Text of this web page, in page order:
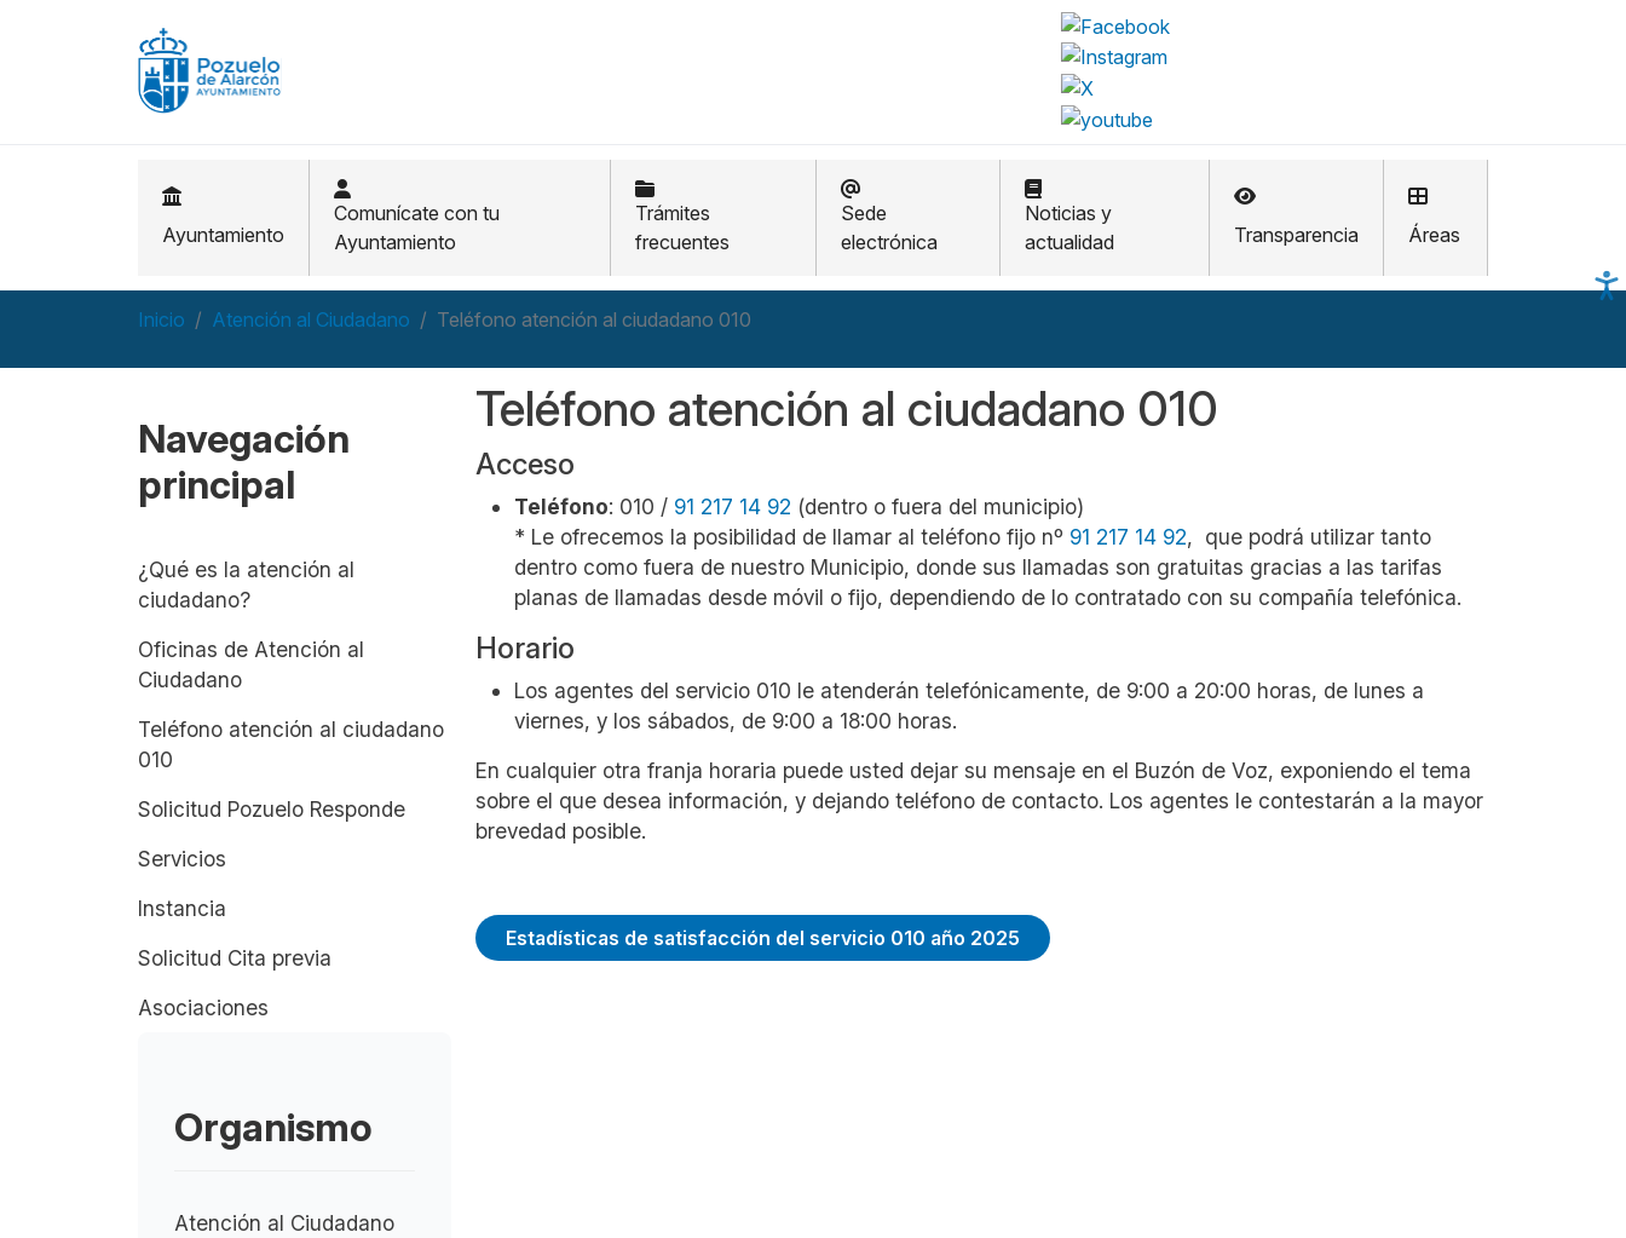
Ayuntamiento
Comunícate con tu
Ayuntamiento
Trámites
frecuentes
Sede
electrónica
Noticias y
actualidad
Transparencia Áreas
Inicio Atención al Ciudadano Teléfono atención al ciudadano 010
Navegación
principal
¿Qué es la atención al
ciudadano?
Oficinas de Atención al
Ciudadano
Teléfono atención al ciudadano
010
Solicitud Pozuelo Responde
Servicios
Instancia
Solicitud Cita previa
Asociaciones
Organismo
Atención al Ciudadano
Teléfono atención al ciudadano 010
Acceso
Teléfono: 010 / 91 217 14 92 (dentro o fuera del municipio)
* Le ofrecemos la posibilidad de llamar al teléfono fijo nº 91 217 14 92, que podrá utilizar tanto
dentro como fuera de nuestro Municipio, donde sus llamadas son gratuitas gracias a las tarifas
planas de llamadas desde móvil o fijo, dependiendo de lo contratado con su compañía telefónica.
Horario
Los agentes del servicio 010 le atenderán telefónicamente, de 9:00 a 20:00 horas, de lunes a
viernes, y los sábados, de 9:00 a 18:00 horas.
En cualquier otra franja horaria puede usted dejar su mensaje en el Buzón de Voz, exponiendo el tema
sobre el que desea información, y dejando teléfono de contacto. Los agentes le contestarán a la mayor
brevedad posible.
Estadísticas de satisfacción del servicio 010 año 2025